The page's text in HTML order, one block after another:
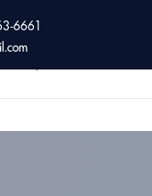
6661